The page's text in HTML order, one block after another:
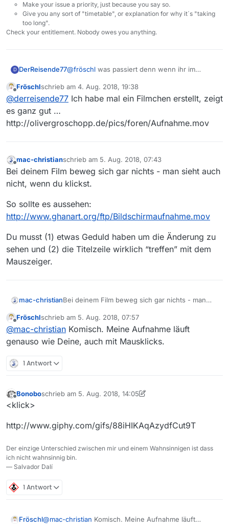
Make your issue a priority, just because you say so.
Give you any sort of "timetable", or explanation for why it´s "taking
too long".
Check your entitlement. Nobody owes you anything.
D DerReisende77@fröschl was passiert denn wenn ihr im
Menü für die Spalten da auf?
Habt ihr ne Möglichkeit ein Video davon zu
das und es wird schwer so eine Lösung zu
finden ohne das Mal richtig gesehen zu haben.
Offline
Fröschlschrieb am 4. Aug. 2018, 19:38
zuletzt editiert von
@derreisende77 Ich habe mal ein Filmchen erstellt, zeigt
es ganz gut …
http://olivergroschopp.de/pics/foren/Aufnahme.mov
Offline
mac-christianschrieb am 5. Aug. 2018, 07:43
zuletzt editiert von
Bei deinem Film beweg sich gar nichts - man sieht auch
nicht, wenn du klickst.
So sollte es aussehen:
http://www.ghanart.org/ftp/Bildschirmaufnahme.mov
Du musst (1) etwas Geduld haben um die Änderung zu
sehen und (2) die Titelzeile wirklich “treffen” mit dem
Mauszeiger.
mac-christianBei deinem Film beweg sich gar nichts - man
So sollte es aussehen:
http://www.ghanart.org/ftp/Bildschirmaufnahme.
mov
Du musst (1) etwas Geduld haben um die
Fröschlschrieb am 5. Aug. 2018, 07:57
zuletzt editiert von
@mac-christian Komisch. Meine Aufnahme läuft
genauso wie Deine, auch mit Mausklicks.
1 Antwort
Offline
Bonoboschrieb am 5. Aug. 2018, 14:05
zuletzt editiert von Bonobo8. Mai 2018, 16:07
<klick>
http://www.giphy.com/gifs/88iHIKAqAzydfCut9T
Der einzige Unterschied zwischen mir und einem Wahnsinnigen ist dass
ich nicht wahnsinnig bin.
— Salvador Dalí
1 Antwort
Fröschl@mac-christian Komisch. Meine Aufnahme läuft